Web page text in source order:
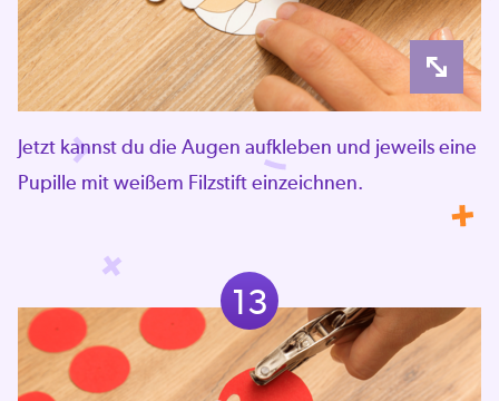
Jetzt kannst du die Augen aufkleben und jeweils eine
Pupille mit weißem Filzstift einzeichnen.
13